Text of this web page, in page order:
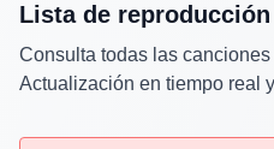
Lista de
Consulta todas las
Actualización en tiempo real